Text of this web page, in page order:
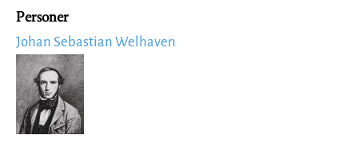
Personer
Johan Sebastian Welhaven
Image